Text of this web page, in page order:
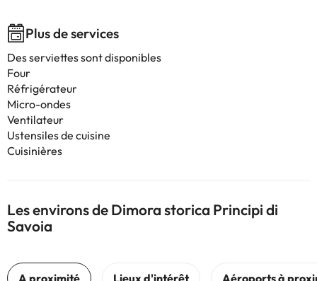
Plus de services
Des serviettes sont disponibles
Four
Réfrigérateur
Micro-ondes
Ventilateur
Ustensiles de cuisine
Cuisinières
Les environs de Dimora storica Principi di
Savoia